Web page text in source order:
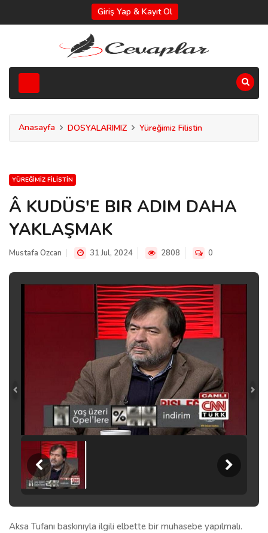
Giriş Yap & Kayıt Ol
Anasayfa DOSYALARIMIZ Yüreğimiz Filistin
YÜREĞIMIZ FILISTIN
Â KUDÜS'E BIR ADIM DAHA
YAKLAŞMAK
Mustafa Ozcan 31 Jul, 2024 2808 0
Aksa Tufanı baskınıyla ilgili elbette bir muhasebe yapılmalı.